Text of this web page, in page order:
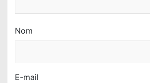
Nom
E-mail